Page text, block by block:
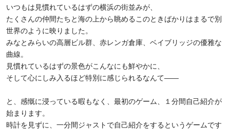
いつもは見慣れているはずの横浜の街並みが、
たくさんの仲間たちと海の上から眺めるこのときばかりはまるで別
世界のように映りました。
みなとみらいの高層ビル群、赤レンガ倉庫、ベイブリッジの優雅な
曲線。
見慣れているはずの景色がこんなにも鮮やかに、
そして心にしみ入るほど特別に感じられるなんて——
と、感慨に浸っている暇もなく、最初のゲーム、１分間自己紹介が
始まります。
時計を見ずに、一分間ジャストで自己紹介をするというゲームです